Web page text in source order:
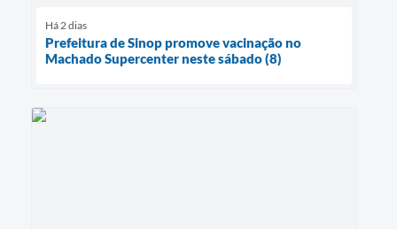
Há 2 dias
Prefeitura de Sinop promove vacinação no
Machado Supercenter neste sábado (8)